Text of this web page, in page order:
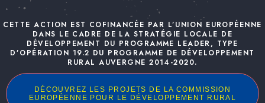
CETTE ACTION EST COFINANCÉE PAR L’UNION EUROPÉENNE
DANS LE CADRE DE LA STRATÉGIE LOCALE DE
DÉVELOPPEMENT DU PROGRAMME LEADER, TYPE
D’OPÉRATION 19.2 DU PROGRAMME DE DÉVELOPPEMENT
RURAL AUVERGNE 2014-2020.
DÉCOUVREZ LES PROJETS DE LA COMMISSION
EUROPÉENNE POUR LE DÉVELOPPEMENT RURAL